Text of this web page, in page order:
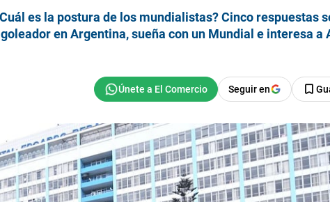
es la postura de los mundialistas? Cinco respuestas
en Argentina, sueña con un Mundial e interesa a
Seguir en